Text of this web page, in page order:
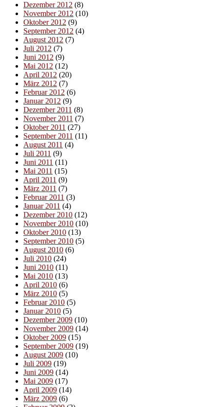
Dezember 2012 (8)
November 2012 (10)
Oktober 2012 (9)
September 2012 (4)
August 2012 (7)
Juli 2012 (7)
Juni 2012 (9)
Mai 2012 (12)
April 2012 (20)
März 2012 (7)
Februar 2012 (6)
Januar 2012 (9)
Dezember 2011 (8)
November 2011 (7)
Oktober 2011 (27)
September 2011 (11)
August 2011 (4)
Juli 2011 (9)
Juni 2011 (11)
Mai 2011 (15)
April 2011 (9)
März 2011 (7)
Februar 2011 (3)
Januar 2011 (4)
Dezember 2010 (12)
November 2010 (10)
Oktober 2010 (13)
September 2010 (5)
August 2010 (6)
Juli 2010 (24)
Juni 2010 (11)
Mai 2010 (13)
April 2010 (6)
März 2010 (5)
Februar 2010 (5)
Januar 2010 (5)
Dezember 2009 (10)
November 2009 (14)
Oktober 2009 (15)
September 2009 (19)
August 2009 (10)
Juli 2009 (19)
Juni 2009 (14)
Mai 2009 (17)
April 2009 (14)
März 2009 (6)